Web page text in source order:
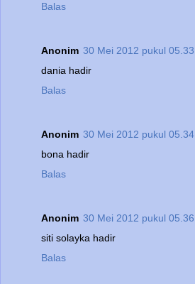
Balas
Anonim 30 Mei 2012 pukul 05.33
dania hadir
Balas
Anonim 30 Mei 2012 pukul 05.34
bona hadir
Balas
Anonim 30 Mei 2012 pukul 05.36
siti solayka hadir
Balas